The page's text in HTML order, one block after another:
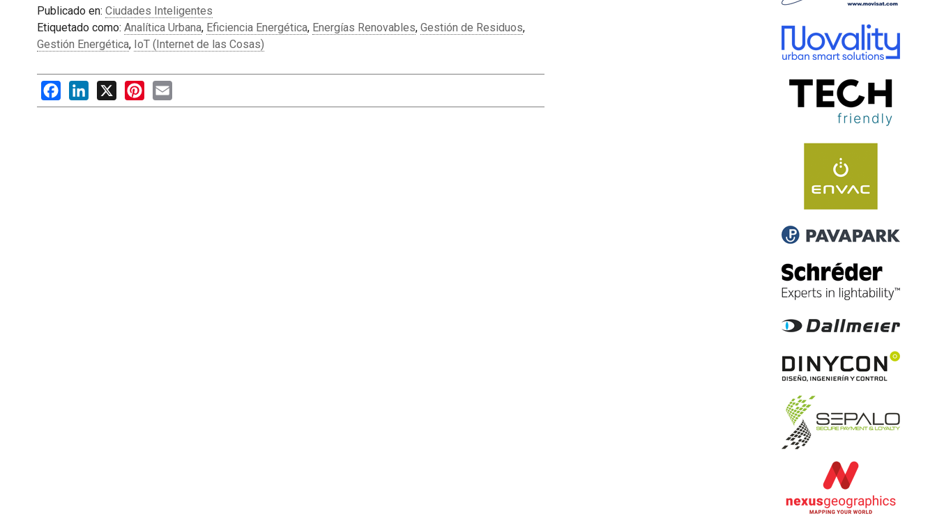
Publicado en: Ciudades Inteligentes
Etiquetado como: Analítica Urbana, Eficiencia Energética, Energías Renovables, Gestión de Residuos,
Gestión Energética, IoT (Internet de las Cosas)
FacebookLinkedIn
X PinterestEmail